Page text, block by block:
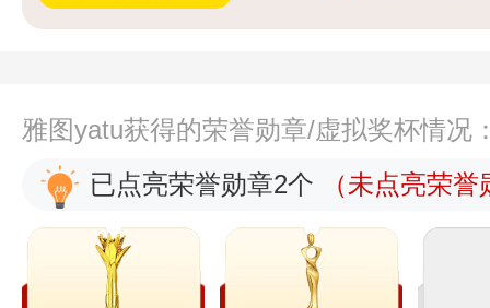
雅图yatu获得的荣誉勋章/虚拟奖杯情况
已点亮荣誉勋章2个
（未点亮荣